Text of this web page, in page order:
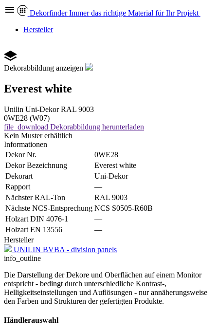
Dekorfinder Immer das richtige Material für Ihr Projekt
Hersteller
Dekorabbildung anzeigen
Everest white
Unilin Uni-Dekor RAL 9003
0WE28 (W07)
file_download Dekorabbildung herunterladen
Kein Muster erhältlich
Informationen
Dekor Nr.
0WE28
Dekor Bezeichnung
Everest white
Dekorart
Uni-Dekor
Rapport
—
Nächster RAL-Ton
RAL 9003
Nächste NCS-Entsprechung NCS S0505-R60B
Holzart DIN 4076-1
—
Holzart EN 13556
—
Hersteller
UNILIN BVBA - division panels
info_outline
Die Darstellung der Dekore und Oberflächen auf einem Monitor
entspricht - bedingt durch unterschiedliche Kontrast-,
Helligkeitseinstellungen und Auflösungen - nur annäherungsweise
den Farben und Strukturen der gefertigten Produkte.
Händlerauswahl